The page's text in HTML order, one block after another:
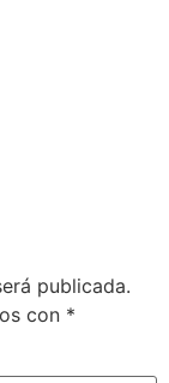
publicada.
con *